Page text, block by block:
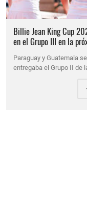
Billie Jean King Cup
en el Grupo III en la
Paraguay y Guatemala
entregaba el Grupo II de